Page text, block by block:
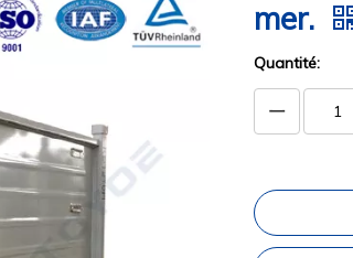
mer.
Quantité: